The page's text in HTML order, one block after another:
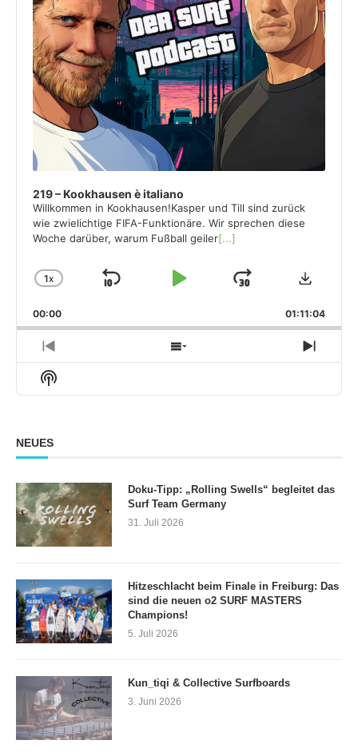
219 – Kookhausen è italiano
Willkommen in Kookhausen!Kasper und Till sind zurück
wie zwielichtige FIFA-Funktionäre. Wir sprechen diese
Woche darüber, warum Fußball geiler[...]
CHANGE
RATE
1X
SKIP
PLAY JUMP
FORWARD
00:00 01:11:04
PREVIOUS
EPISODE
SHOW
EPISODES
NEXT
Show
Podcast
NEUES
Doku-Tipp: „Rolling Swells“ begleitet das
Surf Team Germany
31. Juli 2026
Hitzeschlacht beim Finale in Freiburg: Das
sind die neuen o2 SURF MASTERS
Champions!
5. Juli 2026
Kun_tiqi & Collective Surfboards
3. Juni 2026